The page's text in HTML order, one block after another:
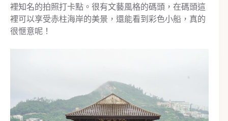
裡知名的拍照打卡點。很有文藝風格的碼頭，在碼頭這
裡可以享受赤柱海岸的美景，還能看到彩色小船，真的
很愜意呢！